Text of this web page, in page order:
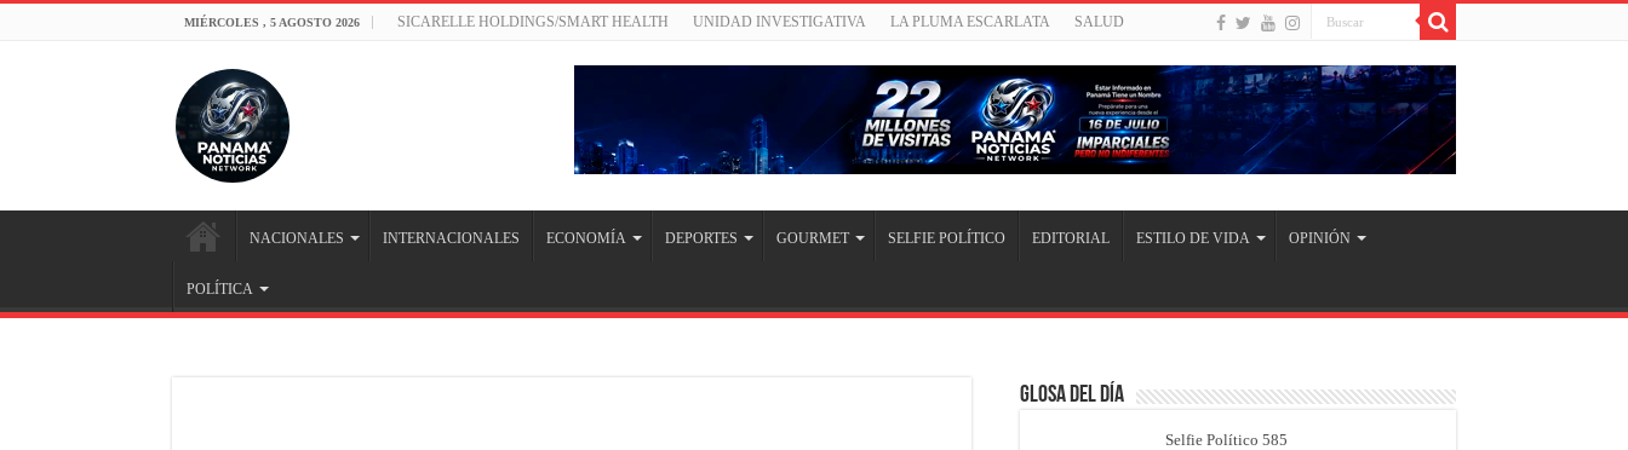
MIÉRCOLES , 5 AGOSTO 2026 SICARELLE HOLDINGS/SMART HEALTH UNIDAD INVESTIGATIVA LA PLUMA ESCARLATA SALUD
NACIONALES INTERNACIONALES ECONOMÍA DEPORTES GOURMET SELFIE POLÍTICO EDITORIAL ESTILO DE VIDA OPINIÓN
POLÍTICA
Glosa del Día
Selfie Político 585